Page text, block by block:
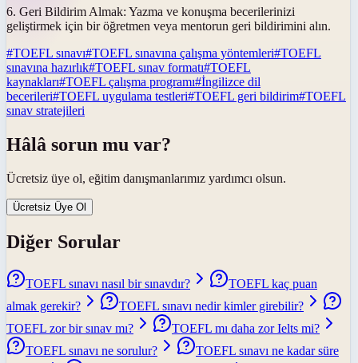
6. Geri Bildirim Almak: Yazma ve konuşma becerilerinizi
geliştirmek için bir öğretmen veya mentorun geri bildirimini alın.
#TOEFL sınavı#TOEFL sınavına çalışma yöntemleri#TOEFL
sınavına hazırlık#TOEFL sınav formatı#TOEFL
kaynakları#TOEFL çalışma programı#İngilizce dil
becerileri#TOEFL uygulama testleri#TOEFL geri bildirim#TOEFL
sınav stratejileri
Hâlâ sorun mu var?
Ücretsiz üye ol, eğitim danışmanlarımız yardımcı olsun.
Ücretsiz Üye Ol
Diğer Sorular
TOEFL sınavı nasıl bir sınavdır?
TOEFL kaç puan
almak gerekir?
TOEFL sınavı nedir kimler girebilir?
TOEFL zor bir sınav mı?
TOEFL mı daha zor Ielts mi?
TOEFL sınavı ne sorulur?
TOEFL sınavı ne kadar süre